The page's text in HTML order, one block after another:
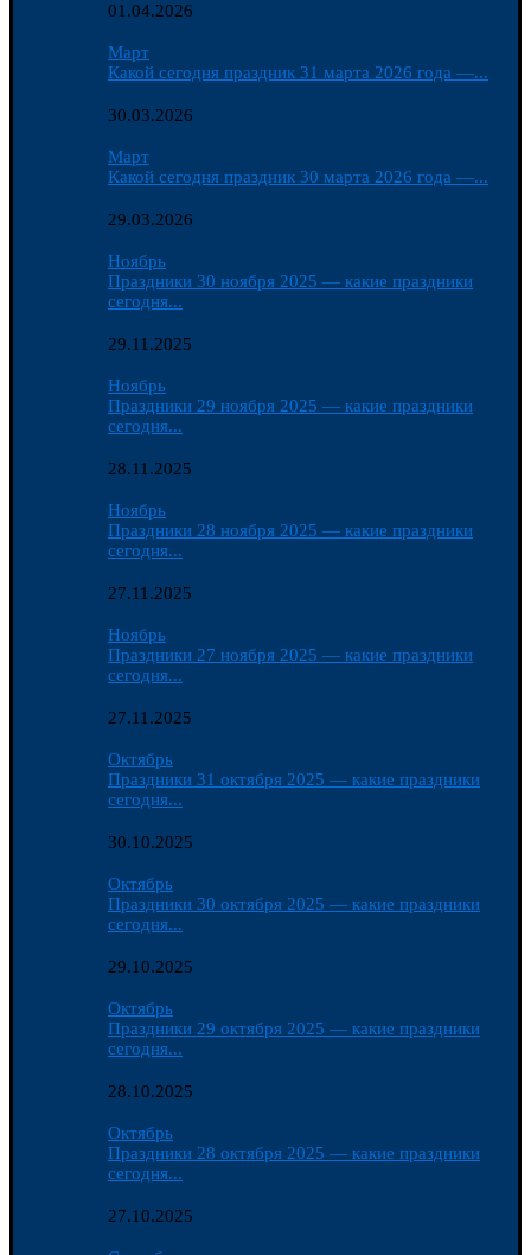
01.04.2026
Март
Какой сегодня праздник 31 марта 2026 года —...
30.03.2026
Март
Какой сегодня праздник 30 марта 2026 года —...
29.03.2026
Ноябрь
Праздники 30 ноября 2025 — какие праздники
сегодня...
29.11.2025
Ноябрь
Праздники 29 ноября 2025 — какие праздники
сегодня...
28.11.2025
Ноябрь
Праздники 28 ноября 2025 — какие праздники
сегодня...
27.11.2025
Ноябрь
Праздники 27 ноября 2025 — какие праздники
сегодня...
27.11.2025
Октябрь
Праздники 31 октября 2025 — какие праздники
сегодня...
30.10.2025
Октябрь
Праздники 30 октября 2025 — какие праздники
сегодня...
29.10.2025
Октябрь
Праздники 29 октября 2025 — какие праздники
сегодня...
28.10.2025
Октябрь
Праздники 28 октября 2025 — какие праздники
сегодня...
27.10.2025